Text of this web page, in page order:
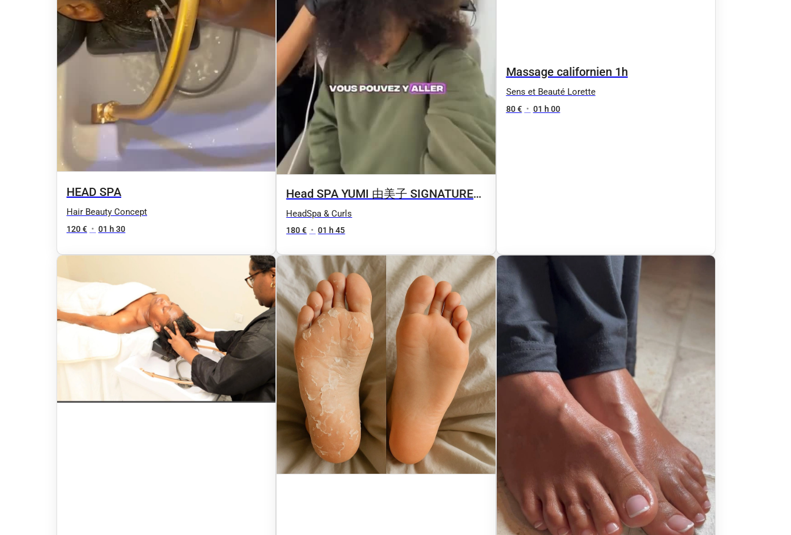
HEAD SPA
Hair Beauty Concept
120 € • 01 h 30
Head SPA YUMI 由美子 SIGNATURE
2.0 Luxury
HeadSpa & Curls
180 € • 01 h 45
Massage californien 1h
Sens et Beauté Lorette
80 € • 01 h 00